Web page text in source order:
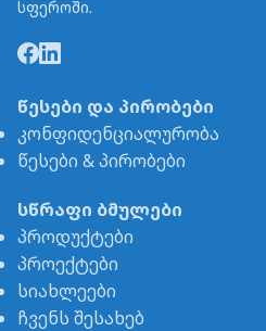
სფეროში.
წესები და პირობები
კონფიდენციალურობა
წესები & პირობები
სწრაფი ბმულები
პროდუქტები
პროექტები
სიახლეები
ჩვენს შესახებ